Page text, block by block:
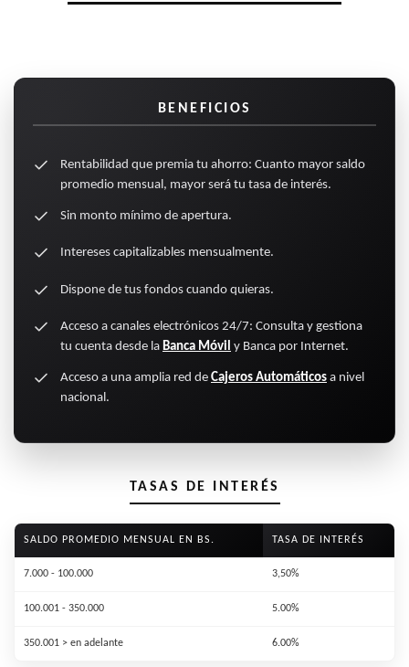
BENEFICIOS
Rentabilidad que premia tu ahorro: Cuanto mayor saldo
promedio mensual, mayor será tu tasa de interés.
Sin monto mínimo de apertura.
Intereses capitalizables mensualmente.
Dispone de tus fondos cuando quieras.
Acceso a canales electrónicos 24/7: Consulta y gestiona
tu cuenta desde la Banca Móvil y Banca por Internet.
Acceso a una amplia red de Cajeros Automáticos a nivel
nacional.
TASAS DE INTERÉS
SALDO PROMEDIO MENSUAL EN BS. TASA DE INTERÉS
7.000 - 100.000 3,50%
100.001 - 350.000 5.00%
350.001 > en adelante 6.00%